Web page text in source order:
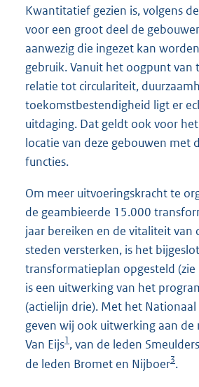
Kwantitatief gezien is, volgens
voor een groot deel de
aanwezig die ingezet kan
gebruik. Vanuit het oogpunt van
relatie tot circulariteit,
toekomstbestendigheid ligt er
uitdaging. Dat geldt ook voor
locatie van deze gebouwen met
functies.
Om meer uitvoeringskracht te
de geambieerde 15.000
jaar bereiken en de vitaliteit van
steden versterken, is het
transformatieplan opgesteld (zie
is een uitwerking van het
(actielijn drie). Met het
geven wij ook uitwerking aan de
Van Eijs1, van de leden
de leden Bromet en Nijboer3.